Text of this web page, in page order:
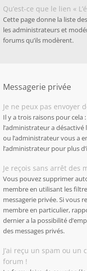
Qu’est-ce que le lien «
Cette page donne la liste
les administrateurs et
forums qu’ils modèrent.
Messagerie privée
Je ne peux pas envoyer
Il y a trois raisons pour cela
l’administrateur a
ou l’administrateur vous a
l’administrateur pour plus
Je reçois sans arrêt des
Vous pouvez supprimer
membre en utilisant les
messagerie privée. Si vous
membre en particulier,
dernier a la possibilité
des messages privés.
J’ai reçu un spam ou
forum !